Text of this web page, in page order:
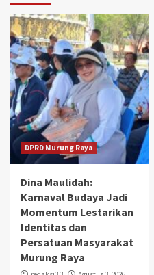
DPRD Murung Raya
Dina Maulidah:
Karnaval Budaya Jadi
Momentum Lestarikan
Identitas dan
Persatuan Masyarakat
Murung Raya